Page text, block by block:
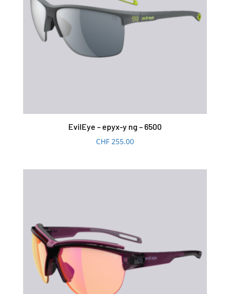
EvilEye – epyx-y ng – 6500
CHF255.00